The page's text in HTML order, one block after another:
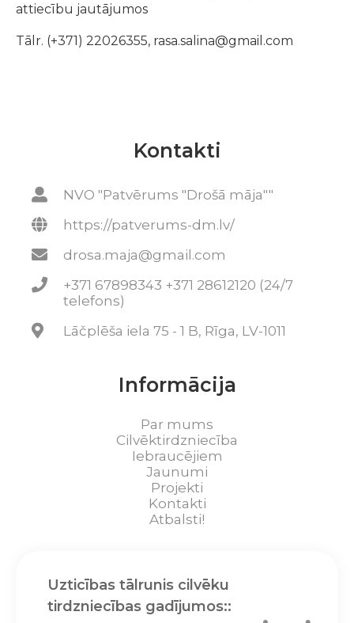
attiecību jautājumos
Tālr. (+371) 22026355, rasa.salina@gmail.com
Kontakti
NVO "Patvērums "Drošā māja""
https://patverums-dm.lv/
drosa.maja@gmail.com
+371 67898343 +371 28612120 (24/7
telefons)
Lāčplēša iela 75 - 1 B, Rīga, LV-1011
Informācija
Par mums
Cilvēktirdzniecība
Iebraucējiem
Jaunumi
Projekti
Kontakti
Atbalsti!
Uzticības tālrunis cilvēku
tirdzniecības gadījumos::